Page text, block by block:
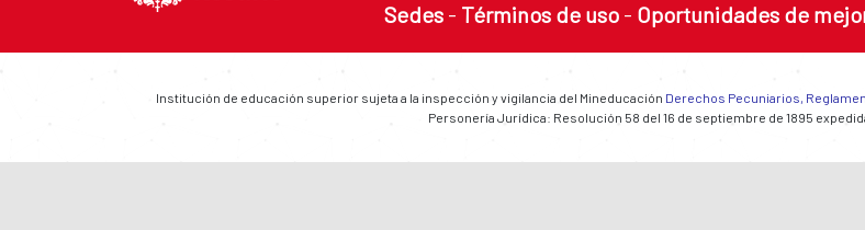
Sedes - Términos de uso - Oportunidades de
Institución de educación superior sujeta a la inspección y vigilancia del Mineducación Derechos Pecuniarios,
Personería Jurídica: Resolución 58 del 16 de septiembre de 1895